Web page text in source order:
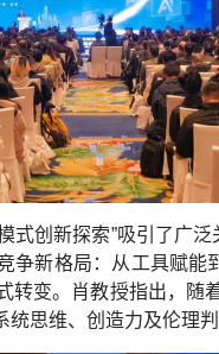
式创新探索”吸引了广
争新格局：从工具赋
变。肖教授指出，随
思维、创造力及伦理